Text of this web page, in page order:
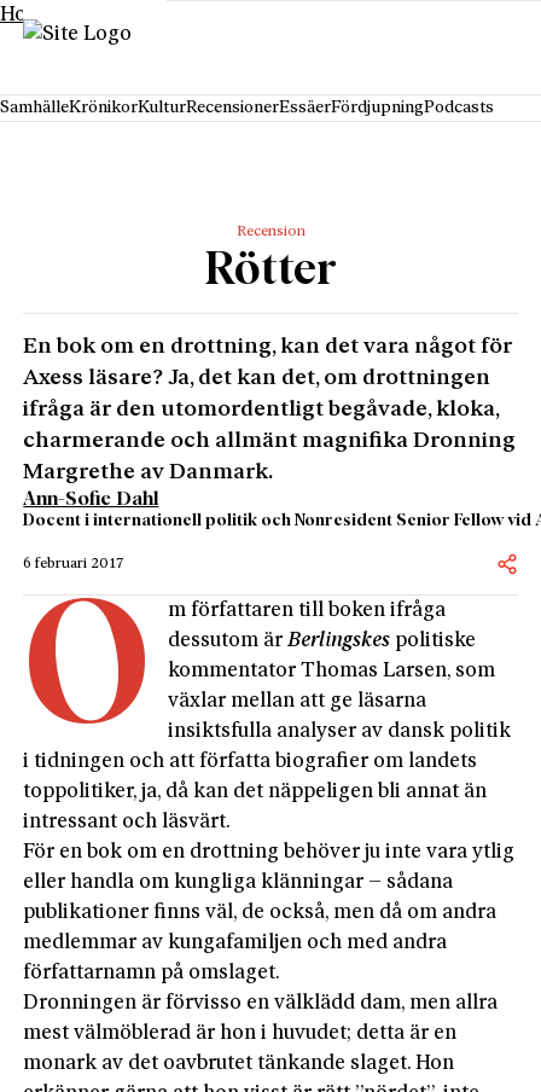
Hoppa till innehåll
SamhälleKrönikorKulturRecensionerEssäerFördjupningPodcasts
Recension
Rötter
En bok om en drottning, kan det vara något för
Axess läsare? Ja, det kan det, om drottningen
ifråga är den utomordentligt begåvade, kloka,
charmerande och allmänt magnifika Dronning
Margrethe av Danmark.
Ann-Sofie Dahl
Docent i internationell politik och Nonresident Senior Fellow vid
6 februari 2017
O
m författaren till boken ifråga
dessutom ärBerlingskes politiske
kommentator Thomas Larsen, som
växlar mellan att ge läsarna
insiktsfulla analyser av dansk politik
i tidningen och att författa biografier om landets
toppolitiker, ja, då kan det näppeligen bli annat än
intressant och läsvärt.
För en bok om en drottning behöver ju inte vara ytlig
eller handla om kungliga klänningar – sådana
publikationer finns väl, de också, men då om andra
medlemmar av kungafamiljen och med andra
författarnamn på omslaget.
Dronningen är förvisso en välklädd dam, men allra
mest välmöblerad är hon i huvudet; detta är en
monark av det oavbrutet tänkande slaget. Hon